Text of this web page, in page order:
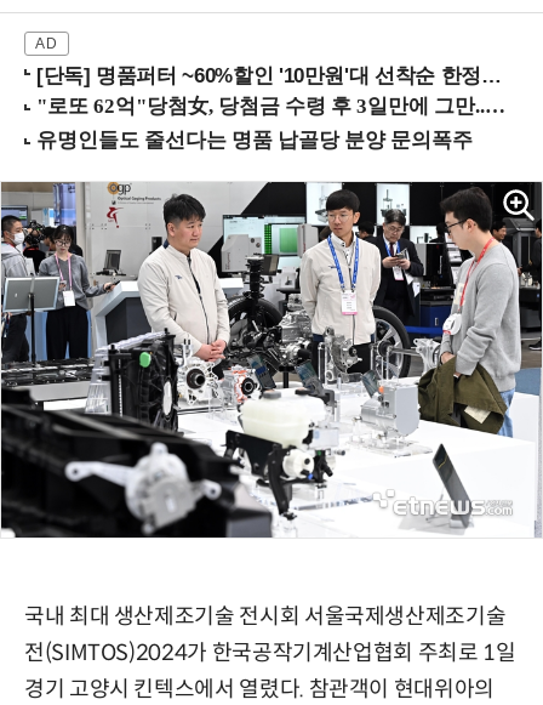
[단독] 명품퍼터 ~60%할인 '10만원'대 선착순 한정판매!
국내 최대 생산제조기술 전시회 서울국제생산제조기술
전(SIMTOS)2024가 한국공작기계산업협회 주최로 1일
경기 고양시 킨텍스에서 열렸다. 참관객이 현대위아의